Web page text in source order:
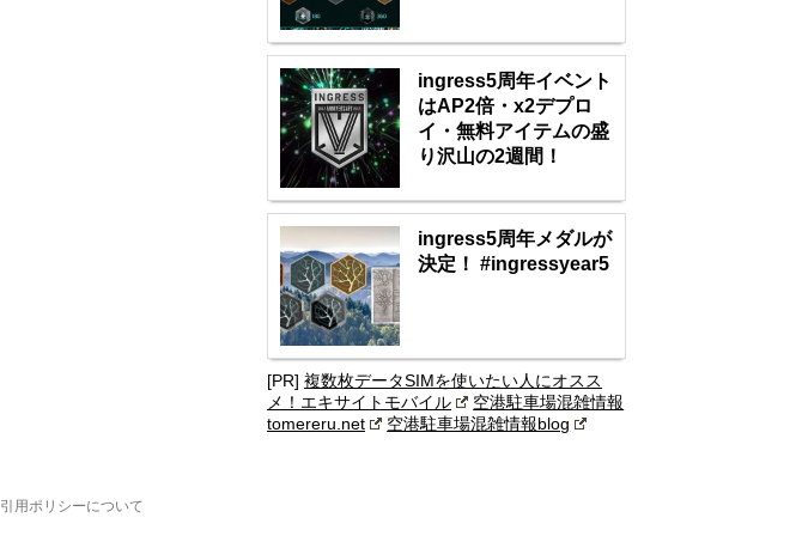
ingress5周年イベント
はAP2倍・x2デプロ
イ・無料アイテムの盛
り沢山の2週間！
ingress5周年メダルが
決定！ #ingressyear5
[PR] 複数枚データSIMを使いたい人にオスス
メ！エキサイトモバイル
空港駐車場混雑情報
tomereru.net
空港駐車場混雑情報blog
引用ポリシーについて